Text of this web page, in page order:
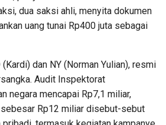
dua saksi ahli, menyita dokumen
uang tunai Rp400 juta sebagai
dan NY (Norman Yulian), resmi
Audit Inspektorat
negara mencapai Rp7,1 miliar,
Rp12 miliar disebut-sebut